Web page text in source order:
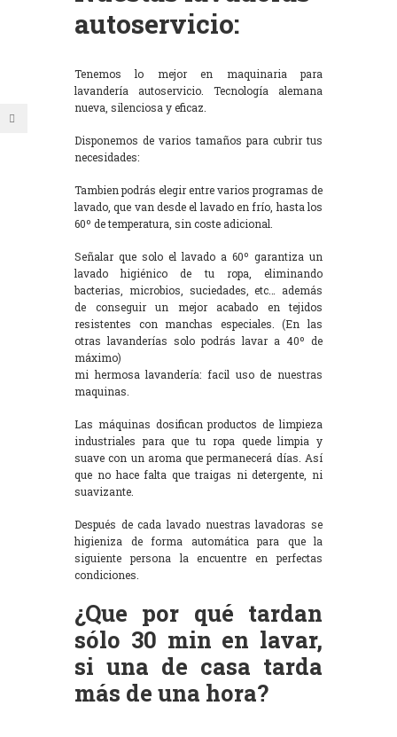
autoservicio:
Tenemos lo mejor en maquinaria para
lavandería autoservicio. Tecnología alemana
nueva, silenciosa y eficaz.
Disponemos de varios tamaños para cubrir tus
necesidades:
Tambien podrás elegir entre varios programas de
lavado, que van desde el lavado en frío, hasta los
60º de temperatura, sin coste adicional.
Señalar que solo el lavado a 60º garantiza un
lavado higiénico de tu ropa, eliminando
bacterias, microbios, suciedades, etc… además
de conseguir un mejor acabado en tejidos
resistentes con manchas especiales. (En las
otras lavanderías solo podrás lavar a 40º de
máximo)
mi hermosa lavandería: facil uso de nuestras
maquinas.
Las máquinas dosifican productos de limpieza
industriales para que tu ropa quede limpia y
suave con un aroma que permanecerá días. Así
que no hace falta que traigas ni detergente, ni
suavizante.
Después de cada lavado nuestras lavadoras se
higieniza de forma automática para que la
siguiente persona la encuentre en perfectas
condiciones.
¿Que por qué tardan
sólo 30 min en lavar,
si una de casa tarda
más de una hora?